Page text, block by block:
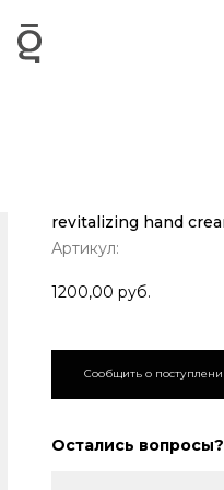
revitalizing hand
Артикул:
1200,00 руб.
Остались